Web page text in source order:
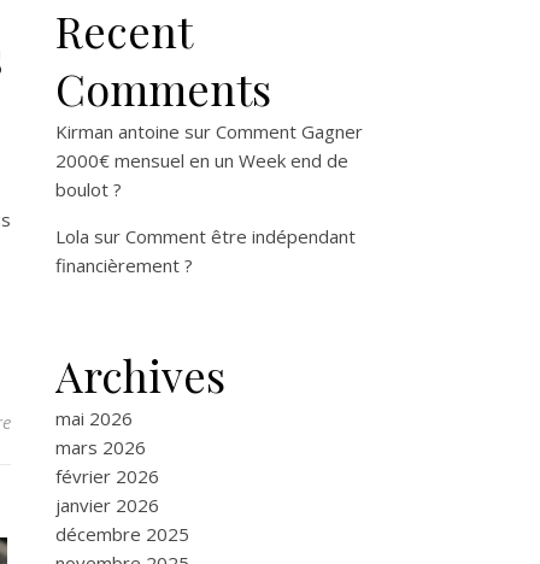
Recent
Comments
Kirman antoine sur Comment Gagner
2000€ mensuel en un Week end de
boulot ?
Lola sur Comment être indépendant
financièrement ?
Archives
mai 2026
mars 2026
février 2026
janvier 2026
décembre 2025